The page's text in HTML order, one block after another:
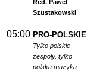
Red. Paweł
Szustakowski
05:00 PRO-POLSKIE
Tylko polskie
zespoły, tylko
polska muzyka